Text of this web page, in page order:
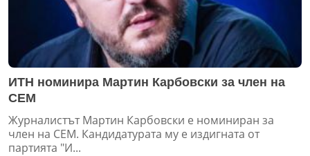
ИТН номинира Мартин Карбовски за член на
СЕМ
Журналистът Мартин Карбовски е номиниран за
член на СЕМ. Кандидатурата му е издигната от
партията "И...